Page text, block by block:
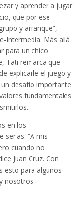
y aprender a jugar
que por ese
y arranque”,
Intermedia. Más allá
para un chico
Tati remarca que
explicarle el juego y
desafío importante
fundamentales
en los
señas. “A mis
cuando no
Juan Cruz. Con
esto para algunos
nosotros